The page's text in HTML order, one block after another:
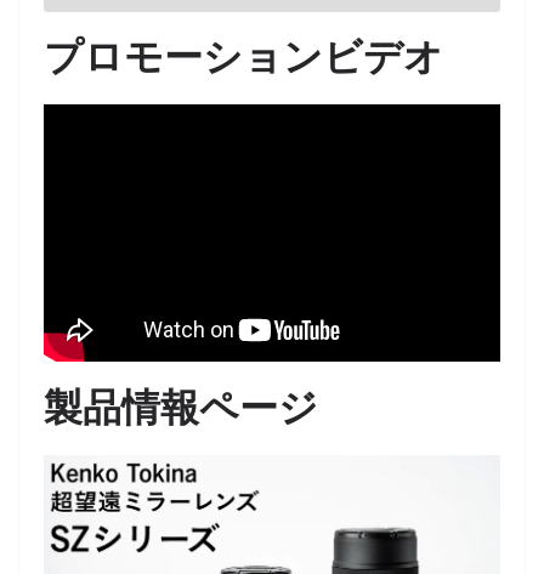
プロモーションビデオ
製品情報ページ